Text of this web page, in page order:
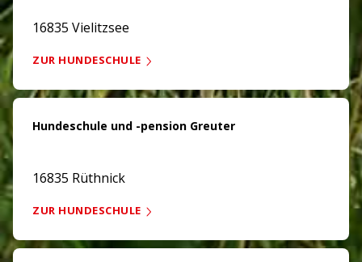
16835 Vielitzsee
ZUR HUNDESCHULE
Hundeschule und -pension Greuter
16835 Rüthnick
ZUR HUNDESCHULE